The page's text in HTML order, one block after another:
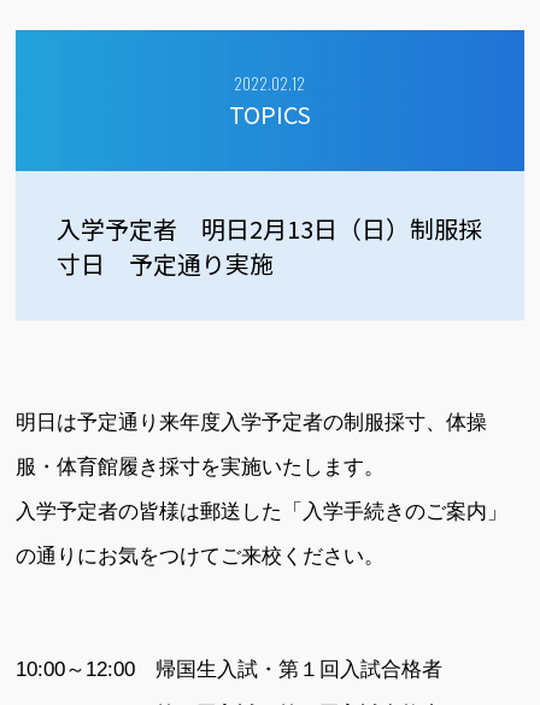
2022.02.12
TOPICS
入学予定者 明日2月13日（日）制服採
寸日 予定通り実施
明日は予定通り来年度入学予定者の制服採寸、体操
服・体育館履き採寸を実施いたします。
入学予定者の皆様は郵送した「入学手続きのご案内」
の通りにお気をつけてご来校ください。
10:00～12:00 帰国生入試・第１回入試合格者